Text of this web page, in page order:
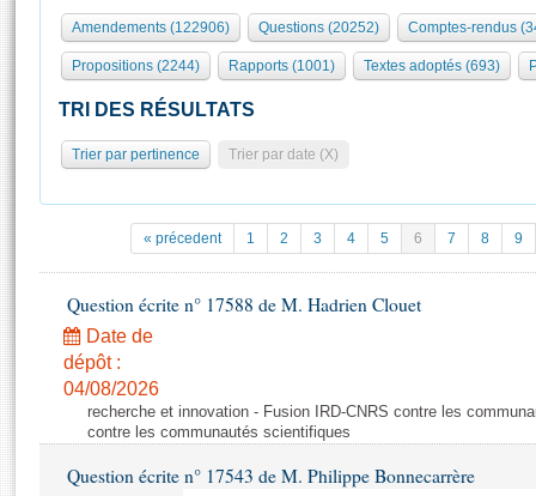
577 députés
Groupes politiques
Commissions et autres organes
Europe et International
Pétitions
Projets de loi
Propositions de loi
Amendements
Textes adoptés
Organisation de l'Assemblée
Présidence Conférence des Présidents Bureau Collège des
Statistiques et chiffres clés
Documents de référence
( Constitution | Règlement de l'Assemblée ... )
Histoire
Juniors
Anciennes législatures
Visite virtuelle du palais Bourbon
Assister à une séance
La Bibliothèque
Contacts et plan d'accès
Photos libres de droit
Amendements (122906) Questions (20252) Comptes-rendus
Propositions (2244) Rapports (1001) Textes adoptés (693)
TRI DES RÉSULTATS
Trier par pertinence Trier par date (X)
« précedent 1 2 3 4 5 6 7 8 9
Question écrite n° 17588 de M. Hadrien Clouet
Date de
dépôt :
04/08/2026
recherche et innovation - Fusion IRD-CNRS contre les
contre les communautés scientifiques
Question écrite n° 17543 de M. Philippe Bonnecarrère